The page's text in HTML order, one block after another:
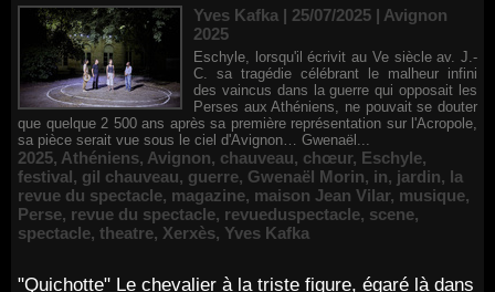
Yves Kafka | 25/07/2025 | Avignon
2025
Eschyle, lorsqu'il écrivit au Ve siècle av. J.-
C. sa tragédie célébrant le malheur infini
des vaincus dans la guerre qui opposait les
Perses aux Athéniens, ne pouvait se douter
que quelque 2 500 ans après sa première représentation sur l'Acropole,
sa pièce serait vue sous le ciel d'Avignon… Gwenaël...
2025, Athéniens, Avignon, chauveau, chœur, Eschyle,
festival, gil chauveau, guerre, Gwenaël Morin, in, jardin, la
revue du spectacle, magazine, maison Jean Vilar, musique,
Perse, revue du spectacle, revueduspectacle, scene,
spectacle, theatre, Xerxès, Yves Kafka
"Quichotte" Le chevalier à la triste figure, égaré là dans